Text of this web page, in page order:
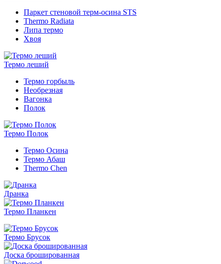
Паркет стеновой терм-осина STS
Thermo Radiata
Липа термо
Хвоя
Термо леший
Термо горбыль
Необрезная
Вагонка
Полок
Термо Полок
Термо Осина
Термо Абаш
Thermo Chen
Дранка
Термо Планкен
Термо Брусок
Доска брошированная